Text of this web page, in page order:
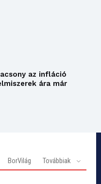
az infláció
ára már
BorVilág Továbbiak